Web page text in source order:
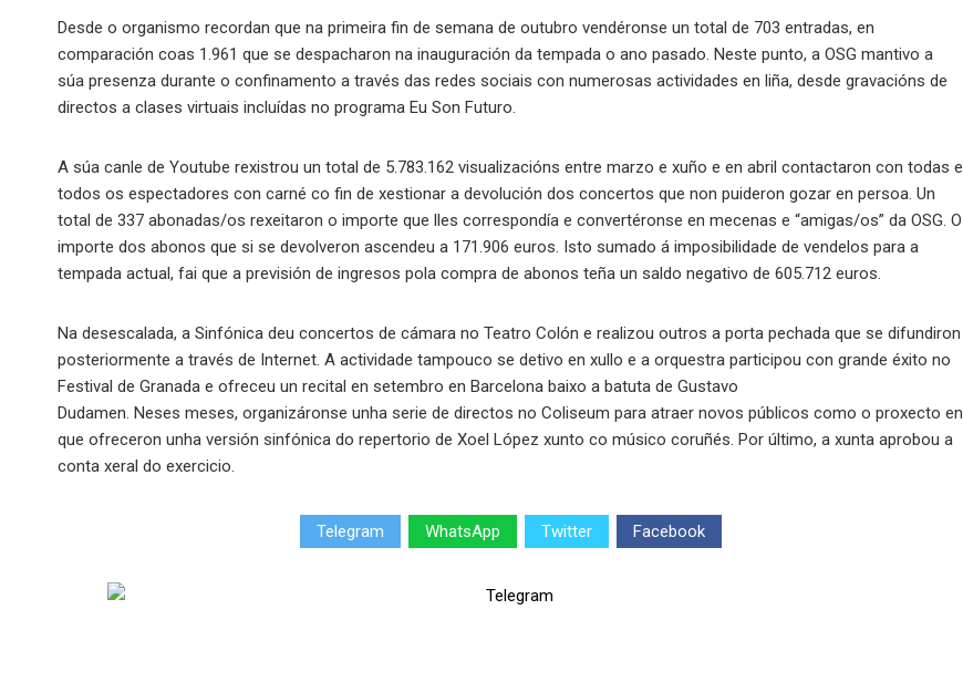
Desde o organismo recordan que na primeira fin de semana de outubro vendéronse un total de 703 entradas, en
comparación coas 1.961 que se despacharon na inauguración da tempada o ano pasado. Neste punto, a OSG mantivo a
súa presenza durante o confinamento a través das redes sociais con numerosas actividades en liña, desde gravacións de
directos a clases virtuais incluídas no programa Eu Son Futuro.
A súa canle de Youtube rexistrou un total de 5.783.162 visualizacións entre marzo e xuño e en abril contactaron con todas e
todos os espectadores con carné co fin de xestionar a devolución dos concertos que non puideron gozar en persoa. Un
total de 337 abonadas/os rexeitaron o importe que lles correspondía e convertéronse en mecenas e “amigas/os” da OSG. O
importe dos abonos que si se devolveron ascendeu a 171.906 euros. Isto sumado á imposibilidade de vendelos para a
tempada actual, fai que a previsión de ingresos pola compra de abonos teña un saldo negativo de 605.712 euros.
Na desescalada, a Sinfónica deu concertos de cámara no Teatro Colón e realizou outros a porta pechada que se difundiron
posteriormente a través de Internet. A actividade tampouco se detivo en xullo e a orquestra participou con grande éxito no
Festival de Granada e ofreceu un recital en setembro en Barcelona baixo a batuta de Gustavo
Dudamen. Neses meses, organizáronse unha serie de directos no Coliseum para atraer novos públicos como o proxecto en
que ofreceron unha versión sinfónica do repertorio de Xoel López xunto co músico coruñés. Por último, a xunta aprobou a
conta xeral do exercicio.
Telegram WhatsApp Twitter Facebook